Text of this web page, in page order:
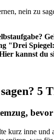
nein zu
"Drei
kannst du
5
kurz inne und